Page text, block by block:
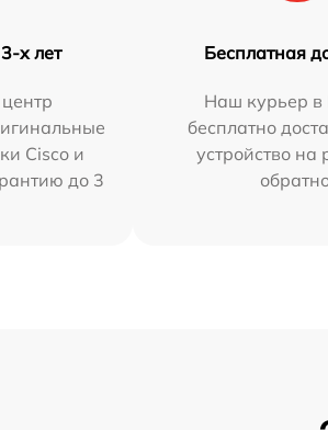
х лет
Cisco и
до 3
Бесплатная
Наш курьер в
бесплатно
устройство на